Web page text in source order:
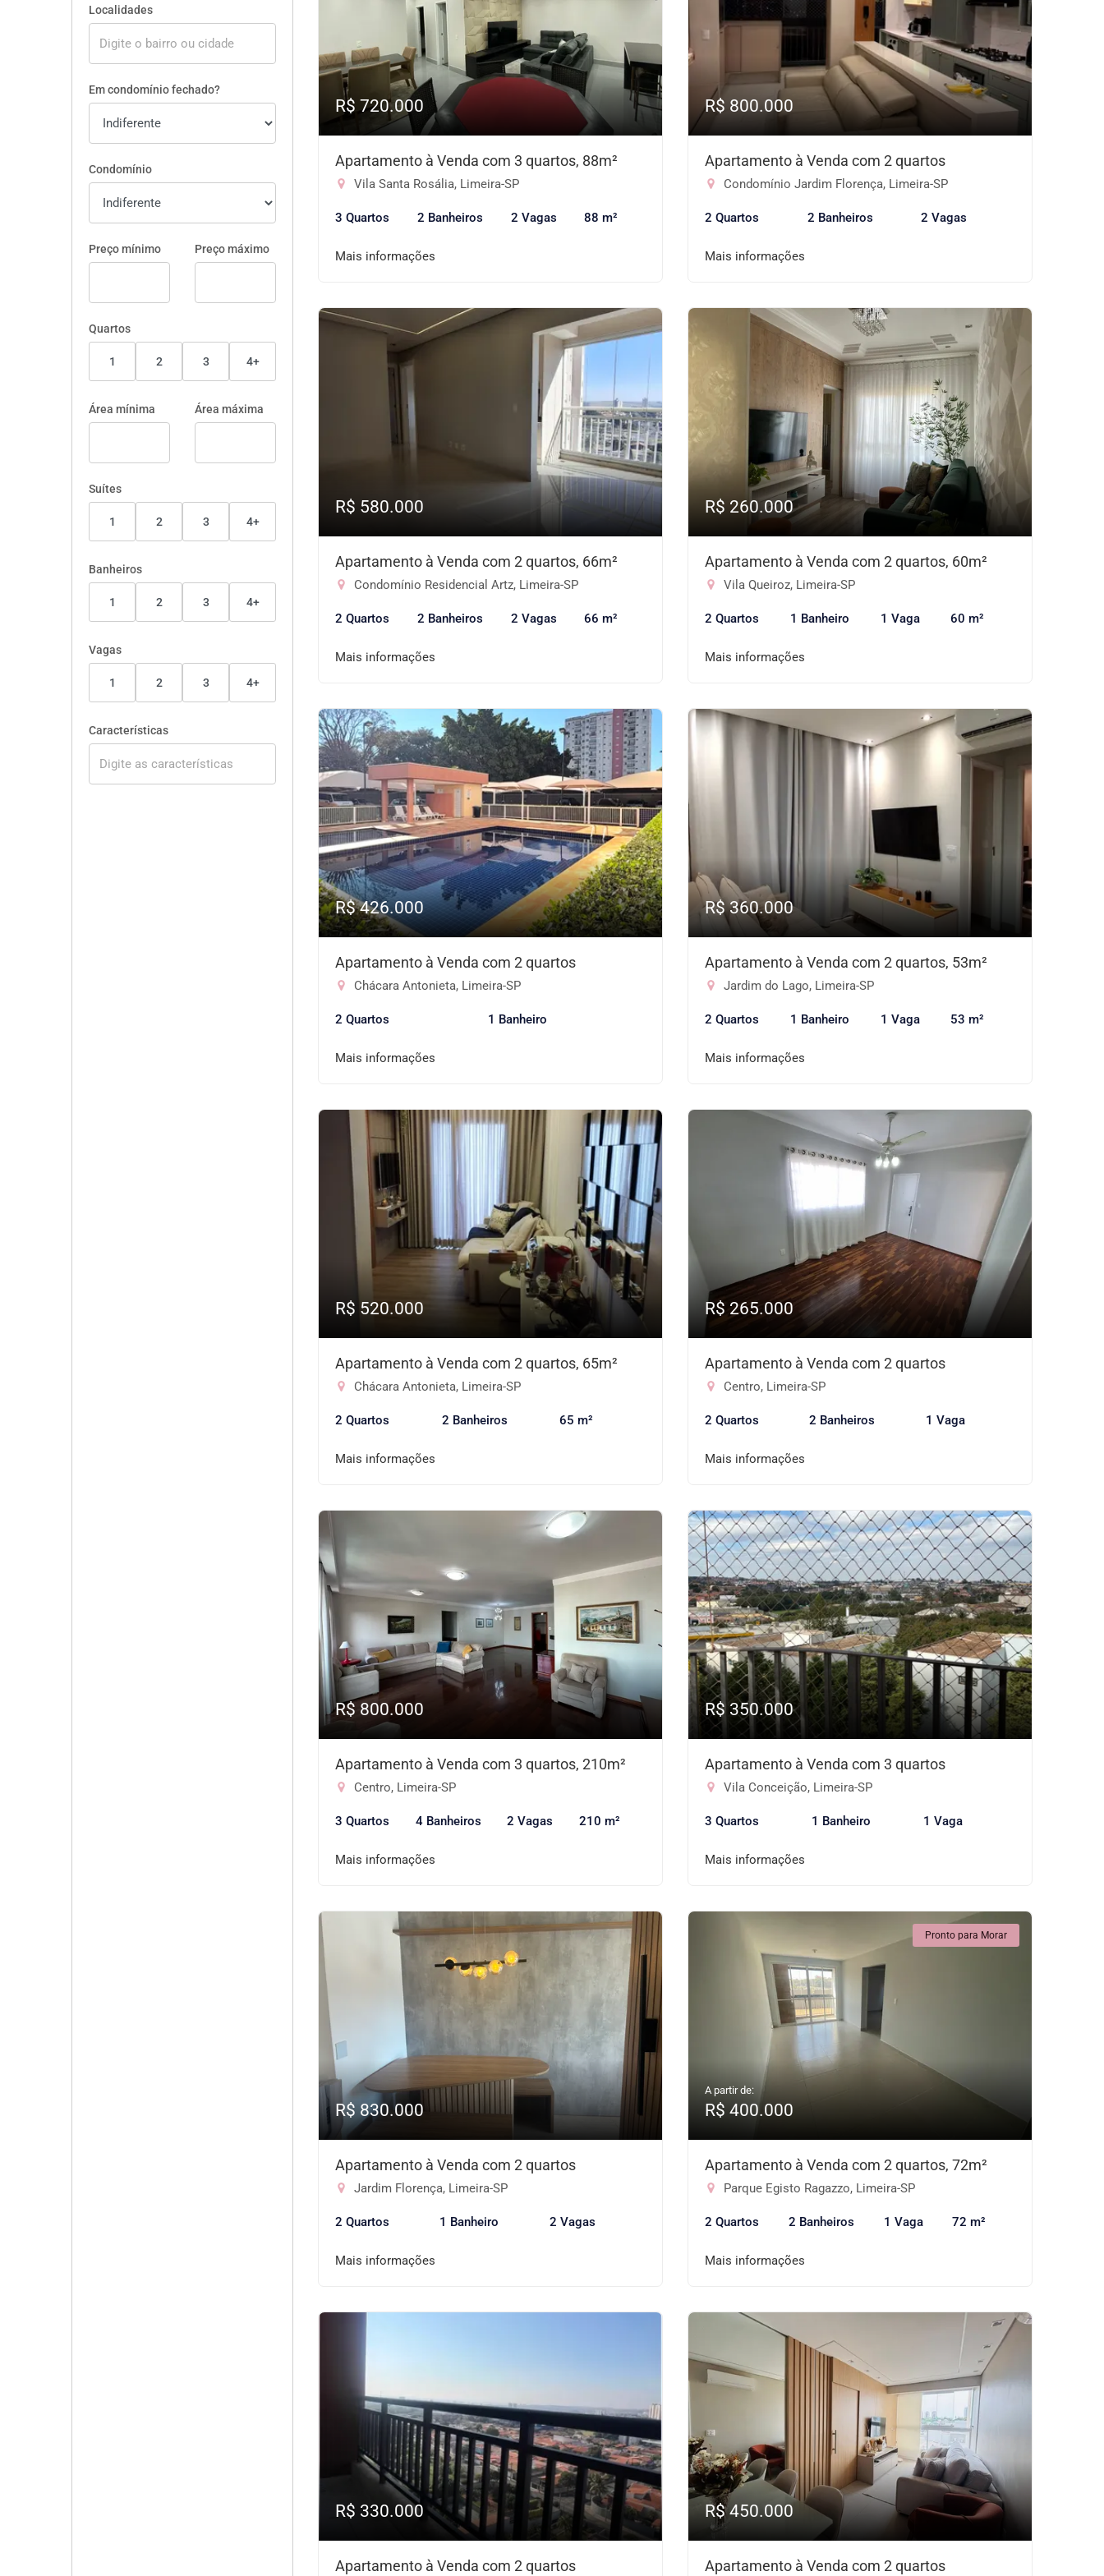
Localidades
Em condomínio fechado?
Condomínio
Preço mínimo Preço máximo
Quartos
1 2 3 4+
Área mínima Área máxima
Suítes
1 2 3 4+
Banheiros
1 2 3 4+
Vagas
1 2 3 4+
Características
R$ 720.000
Apartamento à Venda com 3 quartos, 88m²
Vila Santa Rosália, Limeira-SP
3 Quartos 2 Banheiros 2 Vagas 88 m²
Mais informações
R$ 800.000
Apartamento à Venda com 2 quartos
Condomínio Jardim Florença, Limeira-SP
2 Quartos 2 Banheiros 2 Vagas
Mais informações
R$ 580.000
Apartamento à Venda com 2 quartos, 66m²
Condomínio Residencial Artz, Limeira-SP
2 Quartos 2 Banheiros 2 Vagas 66 m²
Mais informações
R$ 260.000
Apartamento à Venda com 2 quartos, 60m²
Vila Queiroz, Limeira-SP
2 Quartos 1 Banheiro 1 Vaga 60 m²
Mais informações
R$ 426.000
Apartamento à Venda com 2 quartos
Chácara Antonieta, Limeira-SP
2 Quartos 1 Banheiro
Mais informações
R$ 360.000
Apartamento à Venda com 2 quartos, 53m²
Jardim do Lago, Limeira-SP
2 Quartos 1 Banheiro 1 Vaga 53 m²
Mais informações
R$ 520.000
Apartamento à Venda com 2 quartos, 65m²
Chácara Antonieta, Limeira-SP
2 Quartos 2 Banheiros 65 m²
Mais informações
R$ 265.000
Apartamento à Venda com 2 quartos
Centro, Limeira-SP
2 Quartos 2 Banheiros 1 Vaga
Mais informações
R$ 800.000
Apartamento à Venda com 3 quartos, 210m²
Centro, Limeira-SP
3 Quartos 4 Banheiros 2 Vagas 210 m²
Mais informações
R$ 350.000
Apartamento à Venda com 3 quartos
Vila Conceição, Limeira-SP
3 Quartos 1 Banheiro 1 Vaga
Mais informações
R$ 830.000
Apartamento à Venda com 2 quartos
Jardim Florença, Limeira-SP
2 Quartos 1 Banheiro 2 Vagas
Mais informações
Pronto para Morar
A partir de:
R$ 400.000
Apartamento à Venda com 2 quartos, 72m²
Parque Egisto Ragazzo, Limeira-SP
2 Quartos 2 Banheiros 1 Vaga 72 m²
Mais informações
R$ 330.000
Apartamento à Venda com 2 quartos
R$ 450.000
Apartamento à Venda com 2 quartos